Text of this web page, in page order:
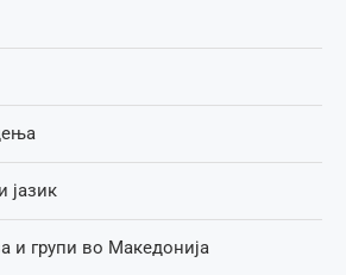
јазик
и групи во Македонија